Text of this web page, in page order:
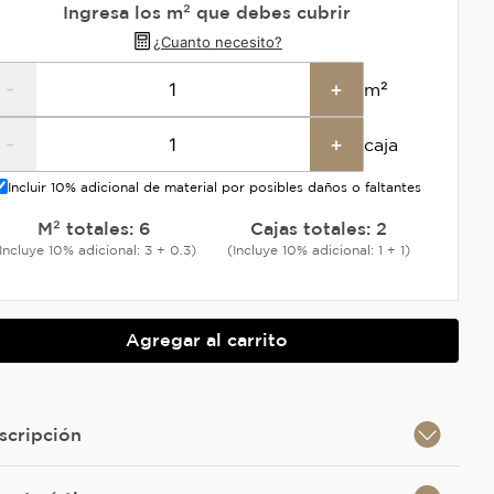
Ingresa los m² que debes cubrir
¿Cuanto necesito?
- + m²
- + caja
Incluir 10% adicional de material por posibles daños o faltantes
M² totales: 6
10% adicional: 3 + 0.3)
Cajas totales: 2
(Incluye 10% adicional: 1 + 1)
Agregar al carrito